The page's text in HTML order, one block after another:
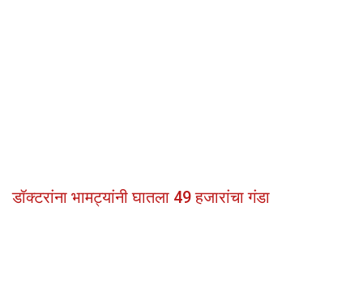
डॉक्टरांना भामट्यांनी घातला 49 हजारांचा गंडा